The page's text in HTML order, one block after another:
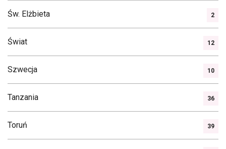
Św. Elżbieta 2
Świat 12
Szwecja 10
Tanzania 36
Toruń 39